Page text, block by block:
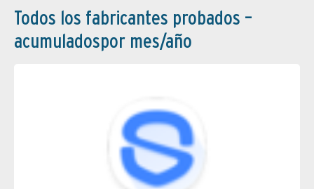
Todos los fabricantes probados –
acumuladospor mes/año